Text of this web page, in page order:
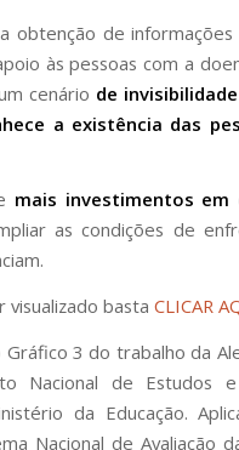
obtenção de informações
às pessoas com a
cenário de
a existência das
mais investimentos em
as condições de
basta CLICAR
3 do trabalho da
Nacional de Estudos e
da Educação.
Nacional de Avaliação